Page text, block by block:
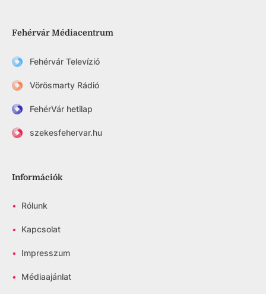
Fehérvár Médiacentrum
Fehérvár Televízió
Vörösmarty Rádió
FehérVár hetilap
szekesfehervar.hu
Információk
• Rólunk
• Kapcsolat
• Impresszum
• Médiaajánlat